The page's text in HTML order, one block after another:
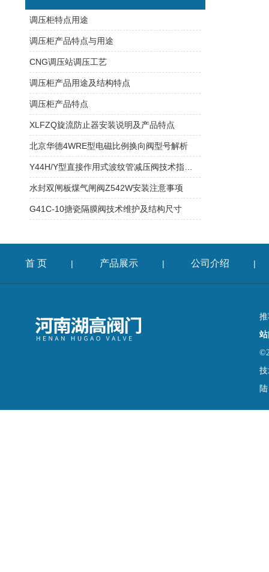
调压柜特点用途
调压柜产品特点与用途
CNG调压站调压工艺
调压柜产品用途及结构特点
调压柜产品特点
XLFZQ旋流防止器安装说明及产品特点
北京华德4WRE型电磁比例换向阀型号解析
水封双闸板煤气闸阀Z542W安装注意事项
G41C-10搪瓷隔膜阀技术维护及结构尺寸
首 页 | 产品展示 | 公司介绍 |
陆